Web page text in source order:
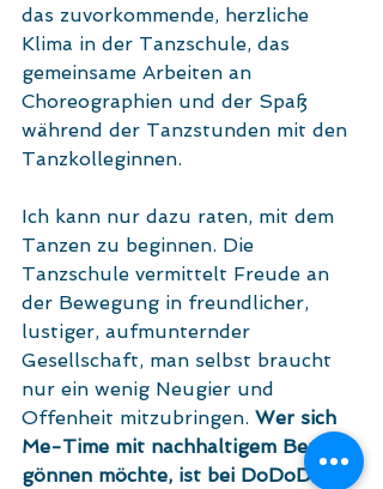
das zuvorkommende, herzliche
Klima in der Tanzschule, das
gemeinsame Arbeiten an
Choreographien und der Spaß
während der Tanzstunden mit den
Tanzkolleginnen.
Ich kann nur dazu raten, mit dem
Tanzen zu beginnen. Die
Tanzschule vermittelt Freude an
der Bewegung in freundlicher,
lustiger, aufmunternder
Gesellschaft, man selbst braucht
nur ein wenig Neugier und
Offenheit mitzubringen. Wer sich
Me-Time mit nachhaltigem Benefit
gönnen möchte, ist bei DoDoDance